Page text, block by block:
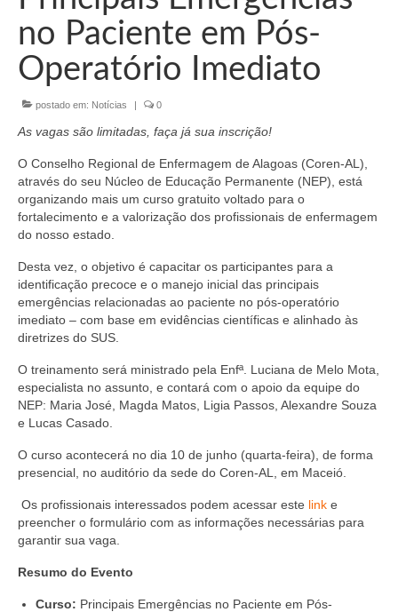
Conselheiros e Diretoria
Câmaras Técnicas
Carta de Serviços ao Cidadão
Transparência e Prestação de Contas
Eleições
Eleições 2023
Eleições Anteriores
Agenda do presidente
Editais e licitação
Fiscalização
Responsabilidade Técnica
Legislações
no Paciente em Pós-
Operatório Imediato
postado em: Notícias | 0
As vagas são limitadas, faça já sua inscrição!
O Conselho Regional de Enfermagem de Alagoas (Coren-AL),
através do seu Núcleo de Educação Permanente (NEP), está
organizando mais um curso gratuito voltado para o
fortalecimento e a valorização dos profissionais de enfermagem
do nosso estado.
Desta vez, o objetivo é capacitar os participantes para a
identificação precoce e o manejo inicial das principais
emergências relacionadas ao paciente no pós-operatório
imediato – com base em evidências científicas e alinhado às
diretrizes do SUS.
O treinamento será ministrado pela Enfª. Luciana de Melo Mota,
especialista no assunto, e contará com o apoio da equipe do
NEP: Maria José, Magda Matos, Ligia Passos, Alexandre Souza
e Lucas Casado.
O curso acontecerá no dia 10 de junho (quarta-feira), de forma
presencial, no auditório da sede do Coren-AL, em Maceió.
Os profissionais interessados podem acessar este link e
preencher o formulário com as informações necessárias para
garantir sua vaga.
Resumo do Evento
Curso: Principais Emergências no Paciente em Pós-